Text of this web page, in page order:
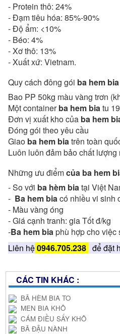
- Protein thô: 24%
- Đạm tiêu hóa: 85%-90%
- Độ ẩm: <10%
- Béo: 4%
- Xơ thô: 13%
- Xuất xứ: Vietnam.
Quy cách đông gói ba hem bia
Bao PP 50kg màu vàng trơn
Một containerba hem biatu
Đơn vị xuất kho củaba hem
Đóng gói theo yêu cầu
Giao ba hem biatrên toàn
Luôn luôn đảm bảo chất lượng
Những ưu điểmcủa ba hem
- So với ba hèm biatại Việt
- Ba hem biacó nhiều vi sinh
- Màu vàng óng
- Giá cạnh tranh: gia Tốt đ/kg
-Ba hem biaphù hợp cho việc
Liên hệ0946.705.238 để đặt
CÁC TIN KHÁC :
BÃ HÈM BIA TO
MEN BIA KHÔ
CÁM ĐIỀU SẤY KHÔ
BÃ ĐẬU NÀNH